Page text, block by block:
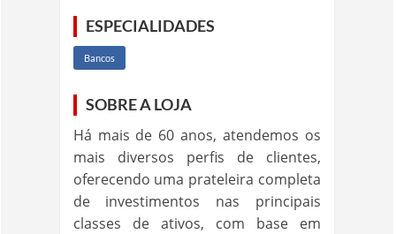
ESPECIALIDADES
Bancos
SOBRE A LOJA
Há mais de 60 anos, atendemos os
mais diversos perfis de clientes,
oferecendo uma prateleira completa
de investimentos nas principais
classes de ativos, com base em